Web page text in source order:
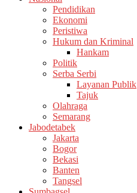
Pendidikan
Ekonomi
Peristiwa
Hukum dan Kriminal
Hankam
Politik
Serba Serbi
Layanan Publik
Tajuk
Olahraga
Semarang
Jabodetabek
Jakarta
Bogor
Bekasi
Banten
Tangsel